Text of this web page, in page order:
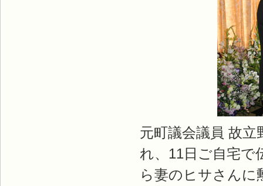
元町議会議員 故
れ、11日ご自宅で
ら妻のヒサさんに